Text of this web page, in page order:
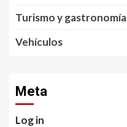
Turismo y gastronomía
Vehículos
Meta
Log in